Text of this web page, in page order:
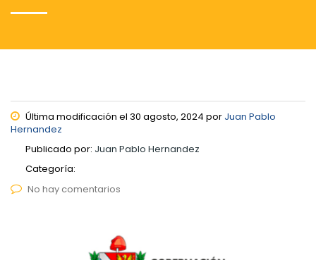
Última modificación el 30 agosto, 2024 por Juan Pablo
Hernandez
Publicado por: Juan Pablo Hernandez
Categoría:
No hay comentarios